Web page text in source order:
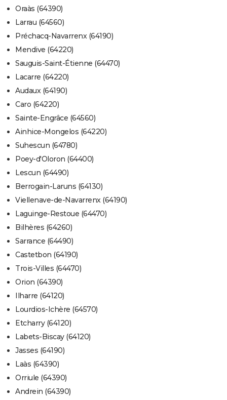
Oraàs (64390)
Larrau (64560)
Préchacq-Navarrenx (64190)
Mendive (64220)
Sauguis-Saint-Étienne (64470)
Lacarre (64220)
Audaux (64190)
Caro (64220)
Sainte-Engrâce (64560)
Ainhice-Mongelos (64220)
Suhescun (64780)
Poey-d'Oloron (64400)
Lescun (64490)
Berrogain-Laruns (64130)
Viellenave-de-Navarrenx (64190)
Laguinge-Restoue (64470)
Bilhères (64260)
Sarrance (64490)
Castetbon (64190)
Trois-Villes (64470)
Orion (64390)
Ilharre (64120)
Lourdios-Ichère (64570)
Etcharry (64120)
Labets-Biscay (64120)
Jasses (64190)
Laàs (64390)
Orriule (64390)
Andrein (64390)